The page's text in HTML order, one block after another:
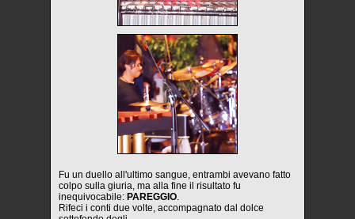
Fu un duello all'ultimo sangue, entrambi avevano fatto
colpo sulla giuria, ma alla fine il risultato fu
inequivocabile: PAREGGIO.
Rifeci i conti due volte, accompagnato dal dolce